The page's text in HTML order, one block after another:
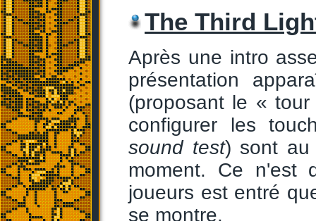
The Third
Après une intro
présentation
(proposant le «
configurer les
sound test) sont au
moment. Ce n'est
joueurs est entré
se montre.